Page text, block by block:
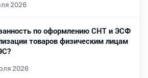
2026
по оформлению СНТ и ЭСФ
товаров физическим лицам
2026